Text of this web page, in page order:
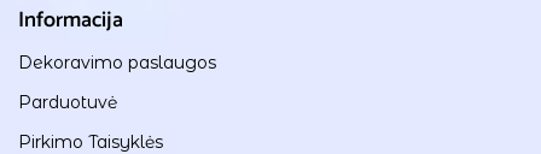
Informacija
Dekoravimo paslaugos
Parduotuvė
Pirkimo Taisyklės